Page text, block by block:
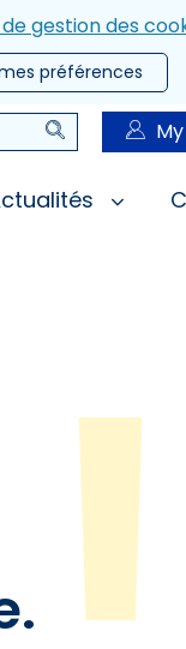
gestion des
préférences